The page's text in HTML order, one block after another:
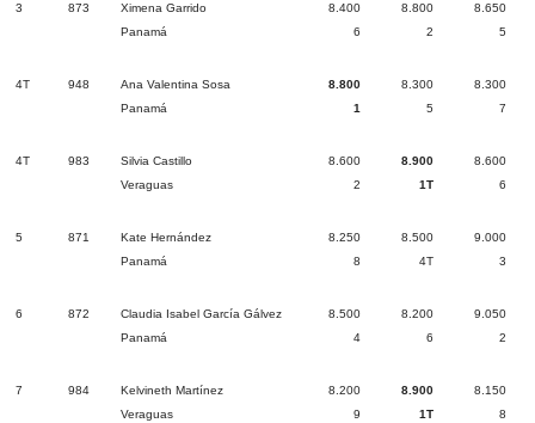
3 873
Ximena Garrido
Panamá
8.400
6
8.800
2
8.650
5
4T 948
Ana Valentina Sosa
Panamá
8.800
1
8.300
5
8.300
7
4T 983
Silvia Castillo
Veraguas
8.600
2
8.900
1T
8.600
6
5 871
Kate Hernández
Panamá
8.250
8
8.500
4T
9.000
3
6 872
Claudia Isabel García Gálvez
Panamá
8.500
4
8.200
6
9.050
2
7 984
Kelvineth Martínez
Veraguas
8.200
9
8.900
1T
8.150
8